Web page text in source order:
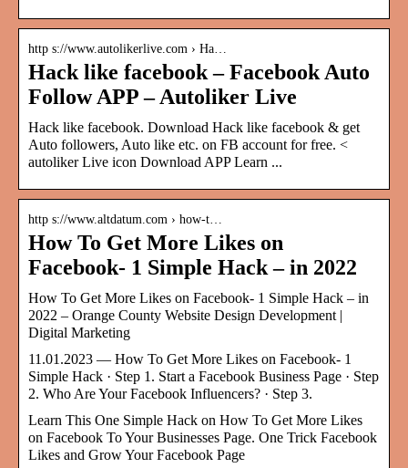
http s://www.autolikerlive.com › Ha…
Hack like facebook – Facebook Auto
Follow APP – Autoliker Live
Hack like facebook. Download Hack like facebook & get
Auto followers, Auto like etc. on FB account for free. <
autoliker Live icon Download APP Learn ...
http s://www.altdatum.com › how-t…
How To Get More Likes on
Facebook- 1 Simple Hack – in 2022
How To Get More Likes on Facebook- 1 Simple Hack – in
2022 – Orange County Website Design Development |
Digital Marketing
11.01.2023 — How To Get More Likes on Facebook- 1
Simple Hack · Step 1. Start a Facebook Business Page · Step
2. Who Are Your Facebook Influencers? · Step 3.
Learn This One Simple Hack on How To Get More Likes
on Facebook To Your Businesses Page. One Trick Facebook
Likes and Grow Your Facebook Page